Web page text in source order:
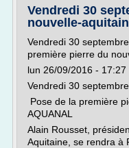
Vendredi 30
nouvelle-
Vendredi 30
première pierre du
lun 26/09/2016 - 17:27
Vendredi 30
Pose de la première
AQUANAL
Alain Rousset,
Aquitaine, se rendra à